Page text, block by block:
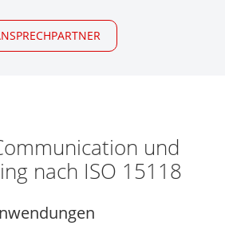
und
nach ISO 15118